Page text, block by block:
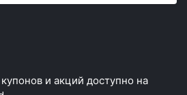
и акций доступно на